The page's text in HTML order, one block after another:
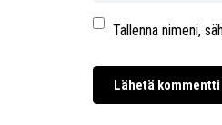
Tallenna nimeni,